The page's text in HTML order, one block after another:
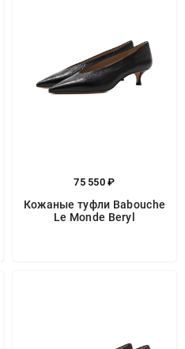
75 550 ₽
Кожаные туфли Babouche
Le Monde Beryl